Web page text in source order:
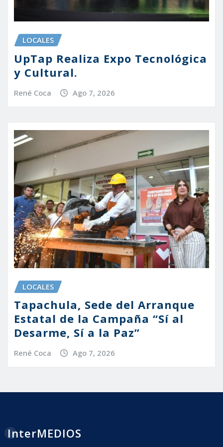
LOCALES
UpTap Realiza Expo Tecnológica
y Cultural.
René Coca Ago 7, 2026
LOCALES
Tapachula, Sede del Arranque
Estatal de la Campaña “Sí al
Desarme, Sí a la Paz”
René Coca Ago 7, 2026
InterMEDIOS